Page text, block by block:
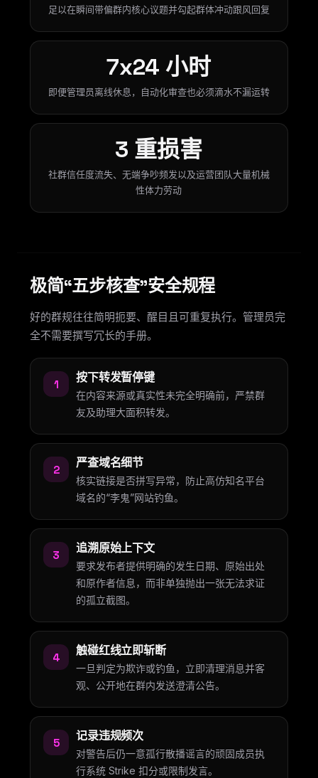
足以在瞬间带偏群内核心议题并勾起群体冲动跟风回复
7x24 小时
即便管理员离线休息，自动化审查也必须滴水不漏运转
3 重损害
社群信任度流失、无端争吵频发以及运营团队大量机械
性体力劳动
极简“五步核查”安全规程
好的群规往往简明扼要、醒目且可重复执行。管理员完
全不需要撰写冗长的手册。
1 按下转发暂停键
在内容来源或真实性未完全明确前，严禁群
友及助理大面积转发。
2 严查域名细节
核实链接是否拼写异常，防止高仿知名平台
域名的“李鬼”网站钓鱼。
3 追溯原始上下文
要求发布者提供明确的发生日期、原始出处
和原作者信息，而非单独抛出一张无法求证
的孤立截图。
4 触碰红线立即斩断
一旦判定为欺诈或钓鱼，立即清理消息并客
观、公开地在群内发送澄清公告。
5 记录违规频次
对警告后仍一意孤行散播谣言的顽固成员执
行系统 Strike 扣分或限制发言。